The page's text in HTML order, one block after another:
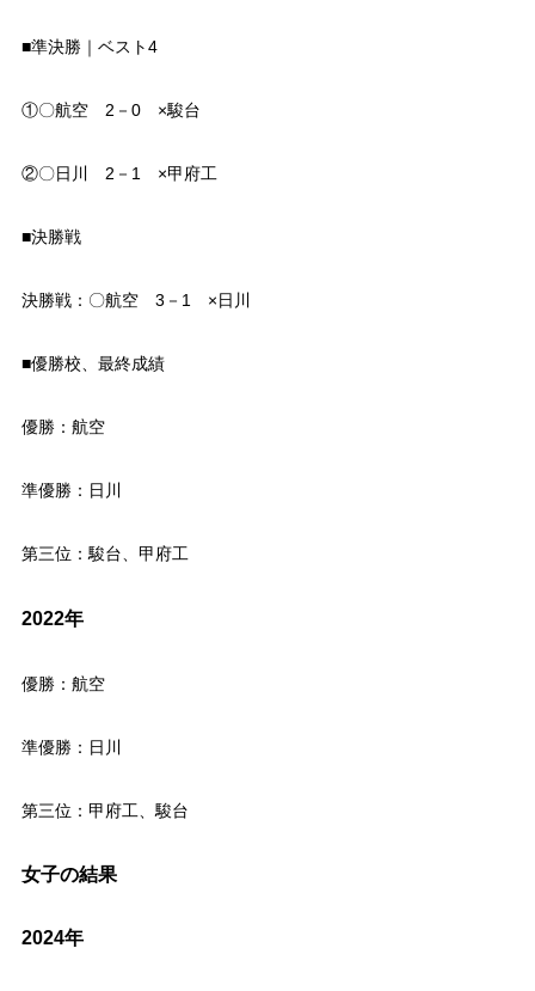
■準決勝｜ベスト4
①〇航空 2－0 ×駿台
②〇日川 2－1 ×甲府工
■決勝戦
決勝戦：〇航空 3－1 ×日川
■優勝校、最終成績
優勝：航空
準優勝：日川
第三位：駿台、甲府工
2022年
優勝：航空
準優勝：日川
第三位：甲府工、駿台
女子の結果
2024年